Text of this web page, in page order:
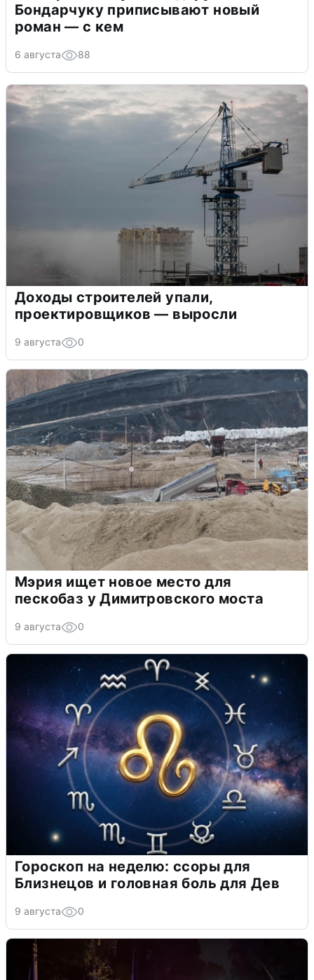
Бондарчуку приписывают новый
роман — с кем
6 августа 88
Доходы строителей упали,
проектировщиков — выросли
9 августа 0
Мэрия ищет новое место для
пескобаз у Димитровского моста
9 августа 0
Гороскоп на неделю: ссоры для
Близнецов и головная боль для Дев
9 августа 0